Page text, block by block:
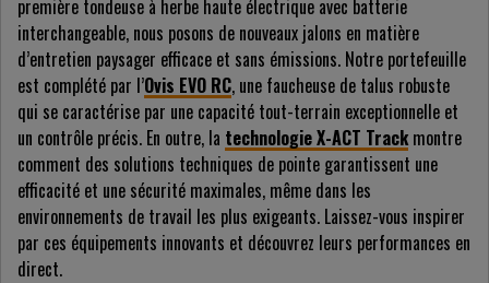
première tondeuse à herbe haute électrique avec batterie
interchangeable, nous posons de nouveaux jalons en matière
d’entretien paysager efficace et sans émissions. Notre portefeuille
est complété par l’Ovis EVO RC, une faucheuse de talus robuste
qui se caractérise par une capacité tout-terrain exceptionnelle et
un contrôle précis. En outre, la technologie X-ACT Track montre
comment des solutions techniques de pointe garantissent une
efficacité et une sécurité maximales, même dans les
environnements de travail les plus exigeants. Laissez-vous inspirer
par ces équipements innovants et découvrez leurs performances en
direct.